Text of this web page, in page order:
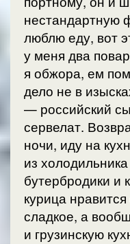
нестандартную
люблю еду, вот
у меня два
я обжора, ем
дело не в
— российский
сервелат.
ночи, иду на
из
бутербродики
курица
сладкое, а
и грузинскую